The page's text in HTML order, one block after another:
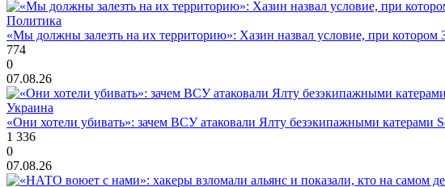
Политика
«Мы должны залезть на их территорию»: Хазин назвал условие, при котором
774
0
07.08.26
Украина
«Они хотели убивать»: зачем ВСУ атаковали Ялту безэкипажными катерами
1 336
0
07.08.26